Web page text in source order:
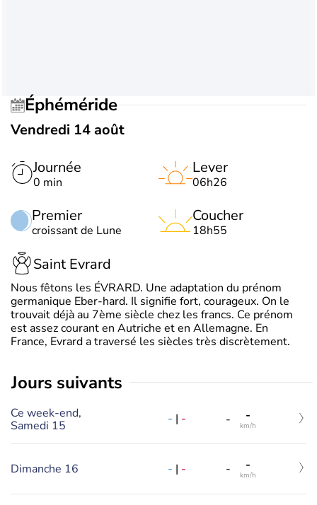
Éphéméride
Vendredi 14 août
Journée
0 min
Premier
croissant de Lune
Lever
06h26
Coucher
18h55
Saint Evrard
Nous fêtons les ÉVRARD. Une adaptation du prénom
germanique Eber-hard. Il signifie fort, courageux. On le
trouvait déjà au 7ème siècle chez les francs. Ce prénom
est assez courant en Autriche et en Allemagne. En
France, Evrard a traversé les siècles très discrètement.
jours suivants
Ce week-end,
Samedi 15
- | - - -
km/h
Dimanche 16 - | - - -
km/h